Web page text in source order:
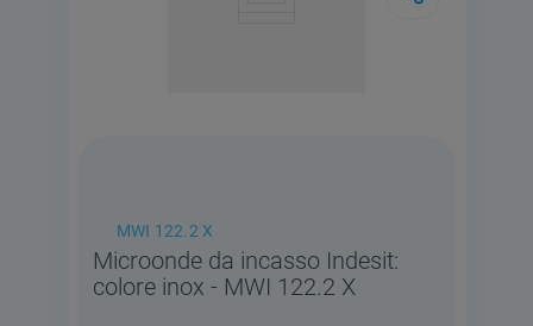
MWI 122.2 X
Microonde da incasso Indesit:
colore inox - MWI 122.2 X